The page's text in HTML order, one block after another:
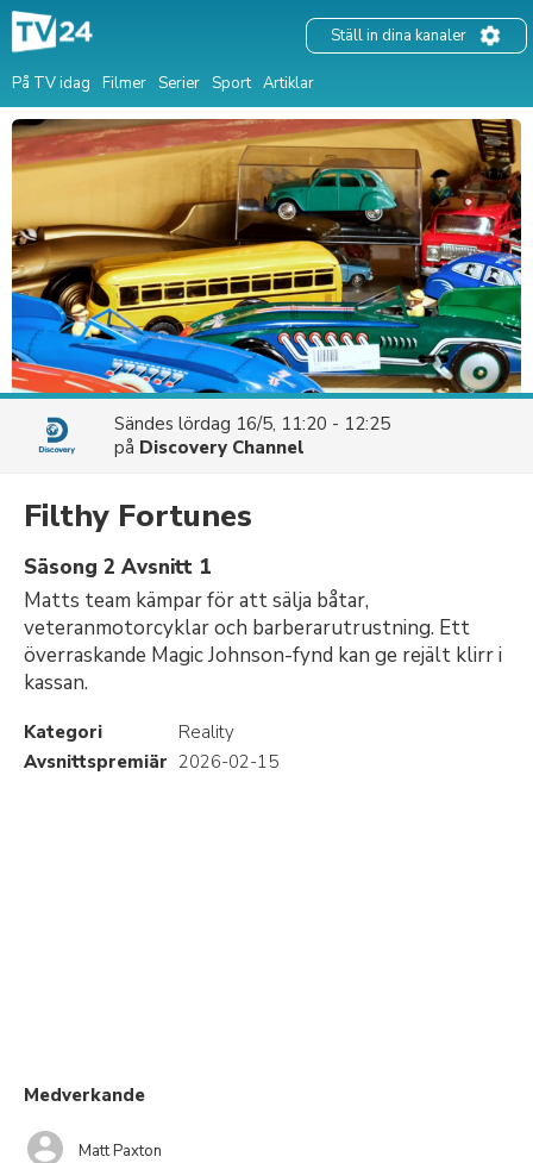
På TV idag Filmer Serier Sport Artiklar
Ställ in dina kanaler
Sändes lördag 16/5, 11:20 - 12:25
på Discovery Channel
Filthy Fortunes
Säsong 2 Avsnitt 1
Matts team kämpar för att sälja båtar,
veteranmotorcyklar och barberarutrustning. Ett
överraskande Magic Johnson-fynd kan ge rejält klirr i
kassan.
Kategori
Reality
Avsnittspremiär 2026-02-15
Medverkande
Matt Paxton